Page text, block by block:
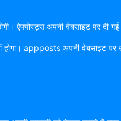
ऐपपोस्ट्स अपनी वेबसाइट पर दी
होगा। appposts अपनी वेबसाइट